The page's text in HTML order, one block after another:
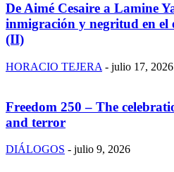
De Aimé Cesaire a Lamine
inmigración y negritud en el
(II)
HORACIO TEJERA - julio 17, 2026
Freedom 250 – The
and terror
DIÁLOGOS - julio 9, 2026